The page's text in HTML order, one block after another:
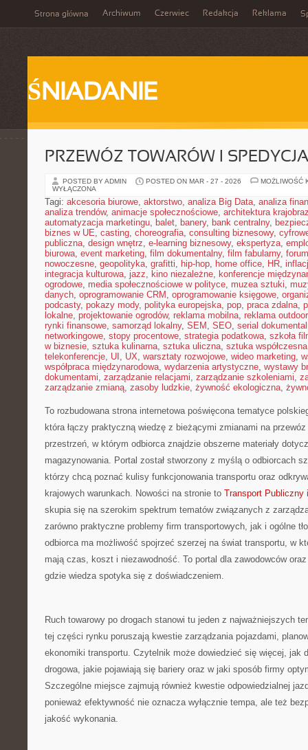
Strona główna Archiwum Czerwiec Redakcja Reklama
ŚNIADANIE
PRZEWÓZ TOWARÓW I SPEDYCJA
POSTED BY ADMIN POSTED ON MAR - 27 - 2026
MOŻLIWOŚĆ
WYŁĄCZONA
Tagi: akcesoria biurowe, aktorstwo, analiza Big Data, analiza
analiza trendów, animacje społecznościowe, architektura
automatyzacja marketingu, balet, banery, bank centralny,
biznes w UE, casting, choreografia, consulting biznesowy,
publiczna, design wnętrz, e-learning biznesowy, ekspertyza,
biurowa, event marketing, film dokumentalny, film fabularny,
nowoczesne, geopolityka, grafitti, hip-hop, home office, HR,
integracja kulturowa, jazz, kino niezależne, konferencje
ogrodowe, media społecznościowe w polityce, muzea sztuki,
danych, oprogramowanie CRM , oprogramowanie księgowe,
podcasty, pokazy mody, polityka europejska, pop, praca zdalna,
lokalne, projektowanie ogrodów, reklama mobilna, reklama outdoor
rynki finansowe, samorząd lokalny, SEM , SEO, serial
networkingowe, stopy procentowe, strategia podatkowa, szkoła
w biznesie, sztuka kulinarna, sztuka uliczna, sztuka współczesna
telekonferencje, UI , UX, warsztaty rozwojowe, wideo marketing,
współpraca międzynarodowa, wydarzenia artystyczne, wystawy
dokumentami, zarządzanie relacjami, zarządzanie szkoleniami,
zarządzanie zmianą, zasoby ludzkie, żywność ekologiczna,
To rozbudowana strona internetowa poświęcona tematyce
która łączy praktyczną wiedzę z bieżącymi zmianami na
przestrzeń, w którym odbiorca znajdzie obszerne materiały
magazynowania. Portal został stworzony z myślą o odbiorcach
którzy chcą poznać kulisy funkcjonowania transportu oraz
krajowych warunkach. Nowości na stronie to Transport Publiczny
skupia się na szerokim spektrum tematów związanych z
zarówno praktyczne problemy firm transportowych, jak i ogólne
odbiorca ma możliwość spojrzeć szerzej na świat transportu, w
mają czas, koszt i niezawodność. To portal dla zawodowców
gdzie wiedza spotyka się z doświadczeniem.
Ruch towarowy po drogach stanowi tu jeden z najważniejszych
tej części rynku poruszają kwestie zarządzania pojazdami,
ekonomiki transportu. Czytelnik może dowiedzieć się więcej, jak
drogowa, jakie pojawiają się bariery oraz w jaki sposób firmy
Szczególne miejsce zajmują również kwestie odpowiedzialnej
ponieważ efektywność nie oznacza wyłącznie tempa, ale też
jakość wykonania.